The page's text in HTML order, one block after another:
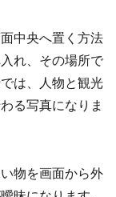
中央へ置く方法
れ、その場所で
は、人物と観光
る写真になりま
物を画面から外